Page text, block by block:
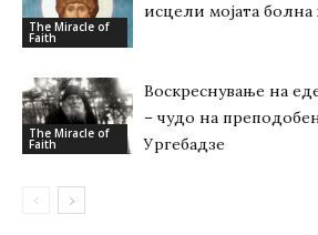
The Miracle of
Faith
исцели мојата
The Miracle of
Faith
Воскреснување на
– чудо на
Ургебадзе